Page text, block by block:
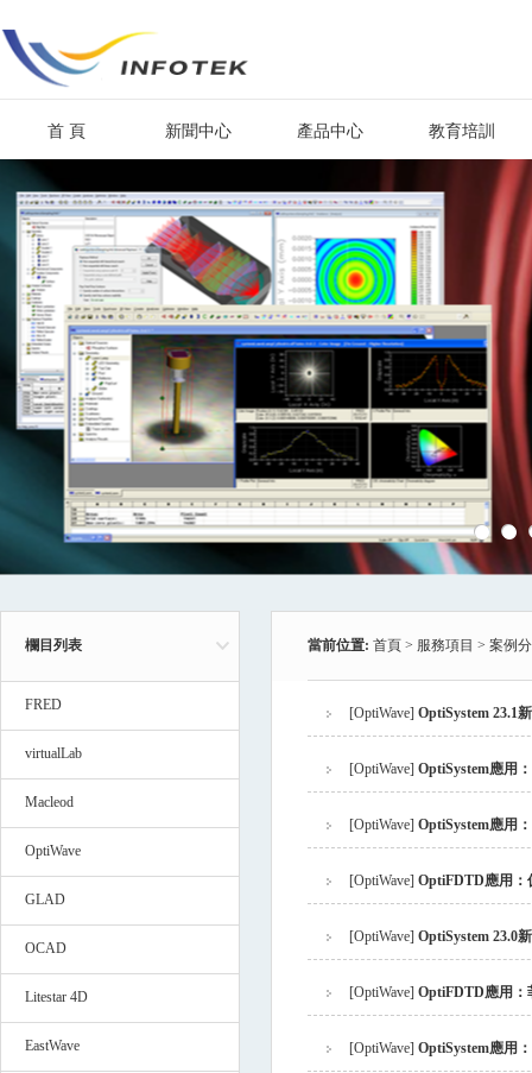
首 頁 新聞中心 產品中心 教育培訓
欄目列表
FRED
virtualLab
Macleod
OptiWave
GLAD
OCAD
Litestar 4D
EastWave
當前位置: 首頁 > 服務項目 > 案例
[OptiWave] OptiSystem 23.1
[OptiWave] OptiSystem應用
[OptiWave] OptiSystem應用
[OptiWave] OptiFDTD應用：
[OptiWave] OptiSystem 23.0
[OptiWave] OptiFDTD應用：
[OptiWave] OptiSystem應用